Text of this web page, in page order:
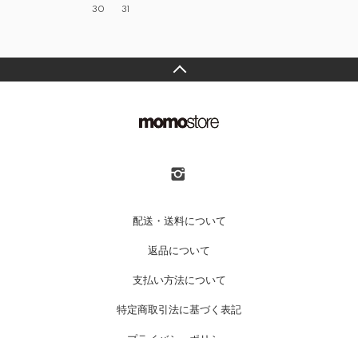
30 31
配送・送料について
返品について
支払い方法について
特定商取引法に基づく表記